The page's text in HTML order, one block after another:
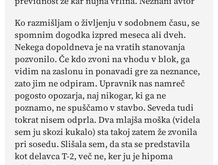
Ko razmišljam o življenju v sodobnem času, se
spomnim dogodka izpred meseca ali dveh.
Nekega dopoldneva je na vratih stanovanja
pozvonilo. Če kdo zvoni na vhodu v blok, ga
vidim na zaslonu in ponavadi gre za neznance,
zato jim ne odpiram. Upravnik nas namreč
pogosto opozarja, naj nikogar, ki ga ne
poznamo, ne spuščamo v stavbo. Seveda tudi
tokrat nisem odprla. Dva mlajša moška (videla
sem ju skozi kukalo) sta takoj zatem že zvonila
pri sosedu. Slišala sem, da sta se predstavila
kot delavca T-2, več ne, ker ju je hipoma